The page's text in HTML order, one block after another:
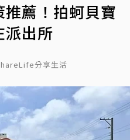
薦！拍蚵貝寶
派出所
分享生活